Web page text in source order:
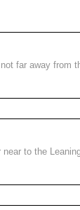
far away from
to the